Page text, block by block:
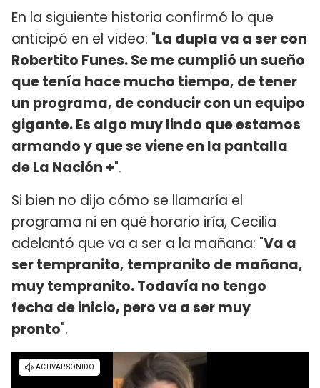
En la siguiente historia confirmó lo que
anticipó en el video: "La dupla va a ser con
Robertito Funes. Se me cumplió un sueño
que tenía hace mucho tiempo, de tener
un programa, de conducir con un equipo
gigante. Es algo muy lindo que estamos
armando y que se viene en la pantalla
de La Nación +".
Si bien no dijo cómo se llamaría el
programa ni en qué horario iría, Cecilia
adelantó que va a ser a la mañana: "Va a
ser tempranito, tempranito de mañana,
muy tempranito. Todavía no tengo
fecha de inicio, pero va a ser muy
pronto".